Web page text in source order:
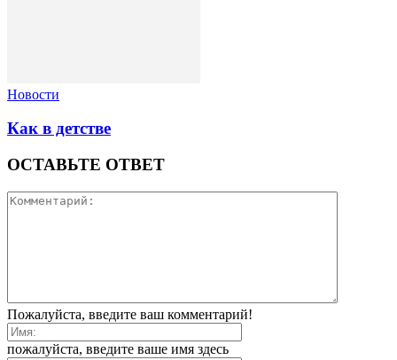
Новости
Как в детстве
ОСТАВЬТЕ ОТВЕТ
Пожалуйста, введите ваш комментарий!
пожалуйста, введите ваше имя здесь